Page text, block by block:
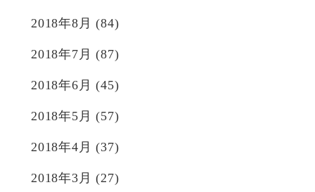
2018年8月 (84)
2018年7月 (87)
2018年6月 (45)
2018年5月 (57)
2018年4月 (37)
2018年3月 (27)